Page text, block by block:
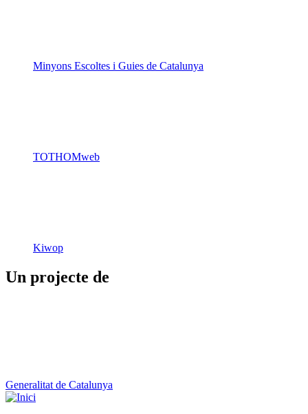
Minyons Escoltes i Guies de Catalunya
TOTHOMweb
Kiwop
Un projecte de
Generalitat de Catalunya